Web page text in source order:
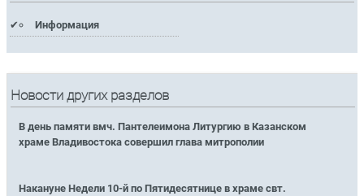
Информация
Новости других разделов
В день памяти вмч. Пантелеимона Литургию в Казанском
храме Владивостока совершил глава митрополии
Накануне Недели 10-й по Пятидесятнице в храме свт.